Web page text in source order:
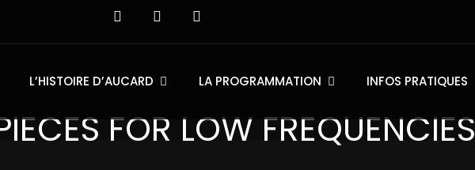
L’HISTOIRE D’AUCARD LA PROGRAMMATION INFOS PRATIQUES
FOR LOW FREQUENCIES